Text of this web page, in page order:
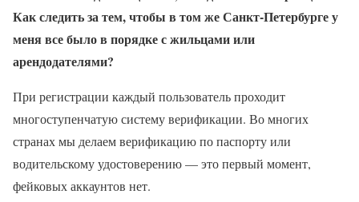
Как следить за тем, чтобы в том же Санкт-Петербурге у
меня все было в порядке с жильцами или
арендодателями?
При регистрации каждый пользователь проходит
многоступенчатую систему верификации. Во многих
странах мы делаем верификацию по паспорту или
водительскому удостоверению — это первый момент,
фейковых аккаунтов нет.